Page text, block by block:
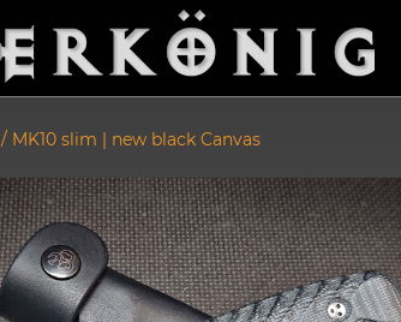
/ MK10 slim | new black Canvas